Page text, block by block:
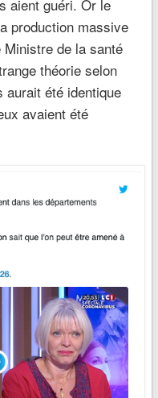
aient guéri. Or le
production massive
de la santé
théorie selon
aurait été identique
avaient été